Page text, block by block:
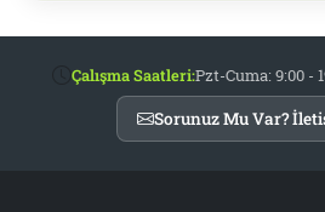
Çalışma Saatleri:Pzt-Cuma: 9:00 -
Sorunuz Mu Var?